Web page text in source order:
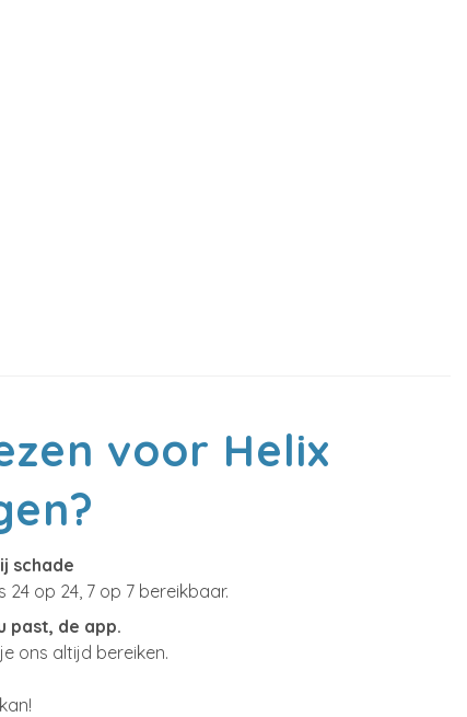
voor Helix
schade
op 24, 7 op 7 bereikbaar.
past, de app.
ons altijd bereiken.